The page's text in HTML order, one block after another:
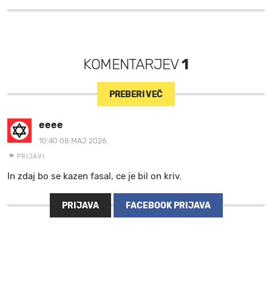
KOMENTARJEV1
PREBERI VEČ
eeee
10:40 08.MAJ 2026.
PRIJAVI
In zdaj bo se kazen fasal, ce je bil on kriv.
PRIJAVA FACEBOOK PRIJAVA